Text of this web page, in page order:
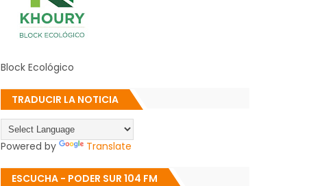
Block Ecológico
TRADUCIR LA NOTICIA
Powered by Translate
ESCUCHA - PODER SUR 104 FM